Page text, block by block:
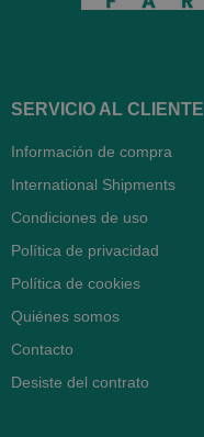
SERVICIO AL CLIENTE
Información de compra
International Shipments
Condiciones de uso
Política de privacidad
Política de cookies
Quiénes somos
Contacto
Desiste del contrato